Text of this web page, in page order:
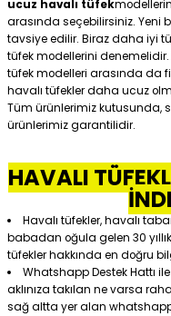
ucuz havalı tüfek
arasında seçebilirsiniz. Yeni
tavsiye edilir. Biraz daha iyi
tüfek modellerini
tüfek modelleri arasında da
havalı tüfekler daha ucuz
Tüm ürünlerimiz kutusunda,
ürünlerimiz garantilidir.
HAVALI
Havalı tüfekler, havalı
babadan oğula gelen 30
tüfekler hakkında en doğru
Whatshapp Destek Hattı
aklınıza takılan ne varsa
sağ altta yer alan